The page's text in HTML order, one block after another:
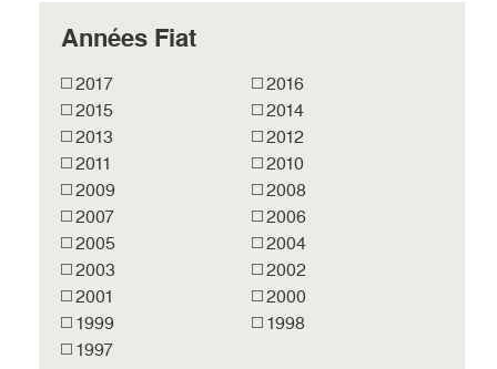
Années Fiat
2017
2016
2015
2014
2013
2012
2011
2010
2009
2008
2007
2006
2005
2004
2003
2002
2001
2000
1999
1998
1997